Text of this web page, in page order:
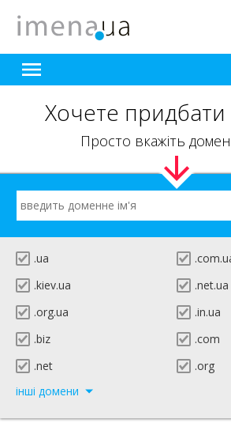
Хочете
Просто вкажіть
.ua
.kiev.ua
.net.ua
.org.ua
.in.ua
.biz
.com
.net
.org
інші домени